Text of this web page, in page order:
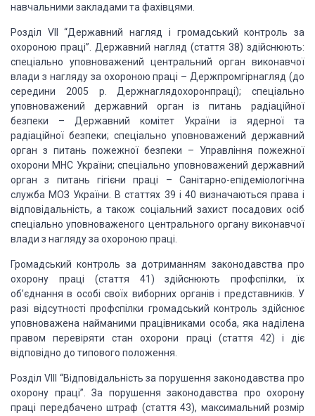
навчальними закладами та фахівцями.
Розділ VII “Державний нагляд і громадський контроль за
охороною праці”. Державний нагляд (стаття 38) здійснюють:
спеціально уповноважений центральний орган виконавчої
влади з нагляду за охороною праці – Держпромгірнагляд (до
середини 2005 р. Держнаглядохоронпраці); спеціально
уповноважений державний орган із питань радіаційної
безпеки – Державний комітет України із ядерної та
радіаційної безпеки; спеціально уповноважений державний
орган з питань пожежної безпеки – Управління пожежної
охорони МНС України; спеціально уповноважений державний
орган з питань гігієни праці – Санітарно-епідеміологічна
служба МОЗ України. В статтях 39 і 40 визначаються права і
відповідальність, а також соціальний захист посадових осіб
спеціально уповноваженого центрального органу виконавчої
влади з нагляду за охороною праці.
Громадський контроль за дотриманням законодавства про
охорону праці (стаття 41) здійснюють профспілки, їх
об’єднання в особі своїх виборних органів і представників. У
разі відсутності профспілки громадський контроль здійснює
уповноважена найманими працівниками особа, яка наділена
правом перевіряти стан охорони праці (стаття 42) і діє
відповідно до типового положення.
Розділ VIII “Відповідальність за порушення законодавства про
охорону праці”. За порушення законодавства про охорону
праці передбачено штраф (стаття 43), максимальний розмір